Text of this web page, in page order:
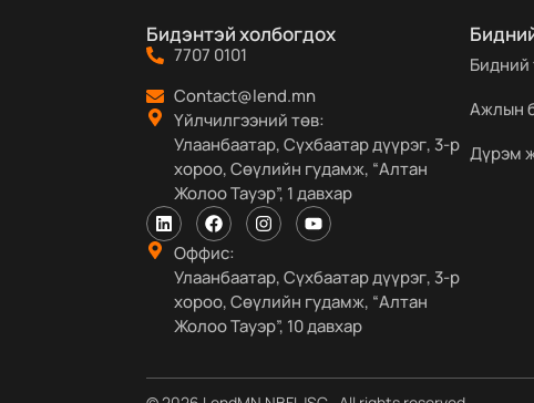
Бидэнтэй холбогдох
7707 0101
Contact@lend.mn
Үйлчилгээний төв:
Улаанбаатар, Сүхбаатар дүүрэг, 3-р
хороо, Сөүлийн гудамж, “Алтан
Жолоо Тауэр”, 1 давхар
Оффис:
Улаанбаатар, Сүхбаатар дүүрэг, 3-р
хороо, Сөүлийн гудамж, “Алтан
Жолоо Тауэр”, 10 давхар
Бидний
Ажлын
Дүрэм